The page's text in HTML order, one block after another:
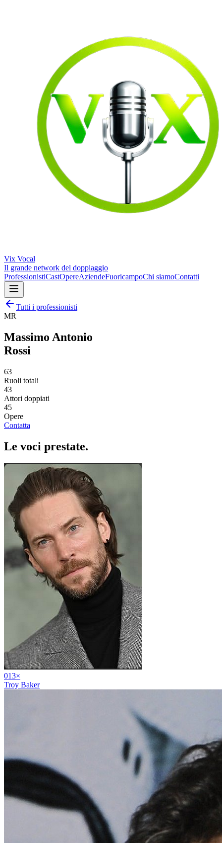
Vix Vocal
Il grande network del doppiaggio
ProfessionistiCastOpereAziendeFuoricampoChi siamoContatti
Tutti i professionisti
MR
Massimo Antonio
Rossi
63
Ruoli totali
43
Attori doppiati
45
Opere
Contatta
Le voci prestate.
013×
Troy Baker